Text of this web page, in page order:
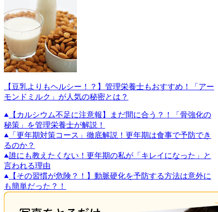
【豆乳よりもヘルシー！？】管理栄養士もおすすめ！「アー
モンドミルク」が人気の秘密とは？
【カルシウム不足に注意報】まだ間に合う？！「骨強化の
秘策」を管理栄養士が解説！
「更年期対策コース」徹底解説！更年期は食事で予防でき
るのか？
誰にも教えたくない！更年期の私が「キレイになった」と
言われる理由
【その習慣が危険？！】動脈硬化を予防する方法は意外に
も簡単だった？！